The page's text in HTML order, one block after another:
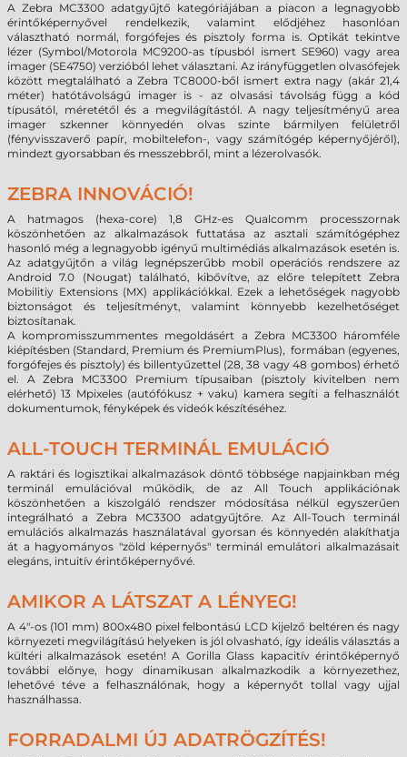
A Zebra MC3300 adatgyűjtő kategóriájában a piacon a legnagyobb
érintőképernyővel rendelkezik, valamint elődjéhez hasonlóan
választható normál, forgófejes és pisztoly forma is. Optikát tekintve
lézer (Symbol/Motorola MC9200-as típusból ismert SE960) vagy area
imager (SE4750) verzióból lehet választani. Az irányfüggetlen olvasófejek
között megtalálható a Zebra TC8000-ből ismert extra nagy (akár 21,4
méter) hatótávolságú imager is - az olvasási távolság függ a kód
típusától, méretétől és a megvilágítástól. A nagy teljesítményű area
imager szkenner könnyedén olvas szinte bármilyen felületről
(fényvisszaverő papír, mobiltelefon-, vagy számítógép képernyőjéről),
mindezt gyorsabban és messzebbről, mint a lézerolvasók.
ZEBRA INNOVÁCIÓ!
A hatmagos (hexa-core) 1,8 GHz-es Qualcomm processzornak
köszönhetően az alkalmazások futtatása az asztali számítógéphez
hasonló még a legnagyobb igényű multimédiás alkalmazások esetén is.
Az adatgyűjtőn a világ legnépszerűbb mobil operációs rendszere az
Android 7.0 (Nougat) található, kibővítve, az előre telepített Zebra
Mobilitiy Extensions (MX) applikációkkal. Ezek a lehetőségek nagyobb
biztonságot és teljesítményt, valamint könnyebb kezelhetőséget
biztosítanak.
A kompromisszummentes megoldásért a Zebra MC3300 háromféle
kiépítésben (Standard, Premium és PremiumPlus), formában (egyenes,
forgófejes és pisztoly) és billentyűzettel (28, 38 vagy 48 gombos) érhető
el. A Zebra MC3300 Premium típusaiban (pisztoly kivitelben nem
elérhető) 13 Mpixeles (autófókusz + vaku) kamera segíti a felhasználót
dokumentumok, fényképek és videók készítéséhez.
ALL-TOUCH TERMINÁL EMULÁCIÓ
A raktári és logisztikai alkalmazások döntő többsége napjainkban még
terminál emulációval működik, de az All Touch applikációnak
köszönhetően a kiszolgáló rendszer módosítása nélkül egyszerűen
integrálható a Zebra MC3300 adatgyűjtőre. Az All-Touch terminál
emulációs alkalmazás használatával gyorsan és könnyedén alakíthatja
át a hagyományos "zöld képernyős" terminál emulátori alkalmazásait
elegáns, intuitív érintőképernyővé.
AMIKOR A LÁTSZAT A LÉNYEG!
A 4"-os (101 mm) 800x480 pixel felbontású LCD kijelző beltéren és nagy
környezeti megvilágítású helyeken is jól olvasható, így ideális választás a
kültéri alkalmazások esetén! A Gorilla Glass kapacitív érintőképernyő
további előnye, hogy dinamikusan alkalmazkodik a környezethez,
lehetővé téve a felhasználónak, hogy a képernyőt tollal vagy ujjal
használhassa.
FORRADALMI ÚJ ADATRÖGZÍTÉS!